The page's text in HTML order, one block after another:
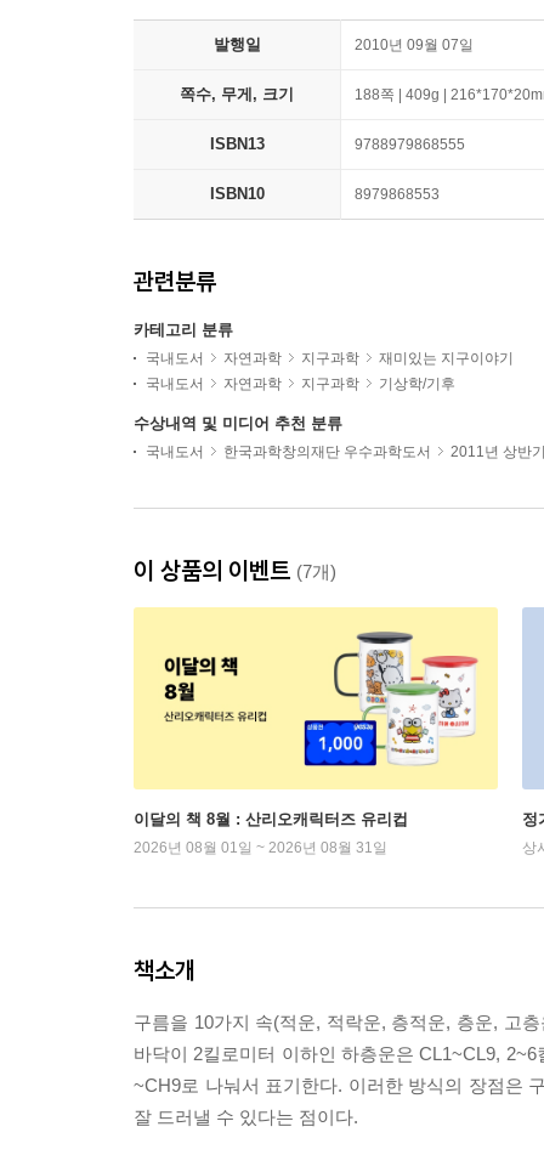
발행일 2010년 09월 07일
쪽수, 무게, 크기 188쪽 | 409g |
ISBN13 9788979868555
ISBN10 8979868553
관련분류
카테고리 분류
국내도서 자연과학 지구과학
재미있는 지구이야기
국내도서
자연과학 지구과학 기상학/기후
수상내역 및 미디어 추천 분류
국내도서 한국과학창의재단 우수과학도서 2011년 상반
이 상품의 이벤트 (7개)
이달의 책 8월 : 산리오캐릭터즈 유리컵
2026년 08월 01일 ~ 2026년 08월 31일
정
상
책소개
구름을 10가지 속(적운, 적락운, 층적운, 층운, 고
바닥이 2킬로미터 이하인 하층운은 CL1~CL9,
~CH9로 나눠서 표기한다. 이러한 방식의 장점은
잘 드러낼 수 있다는 점이다.